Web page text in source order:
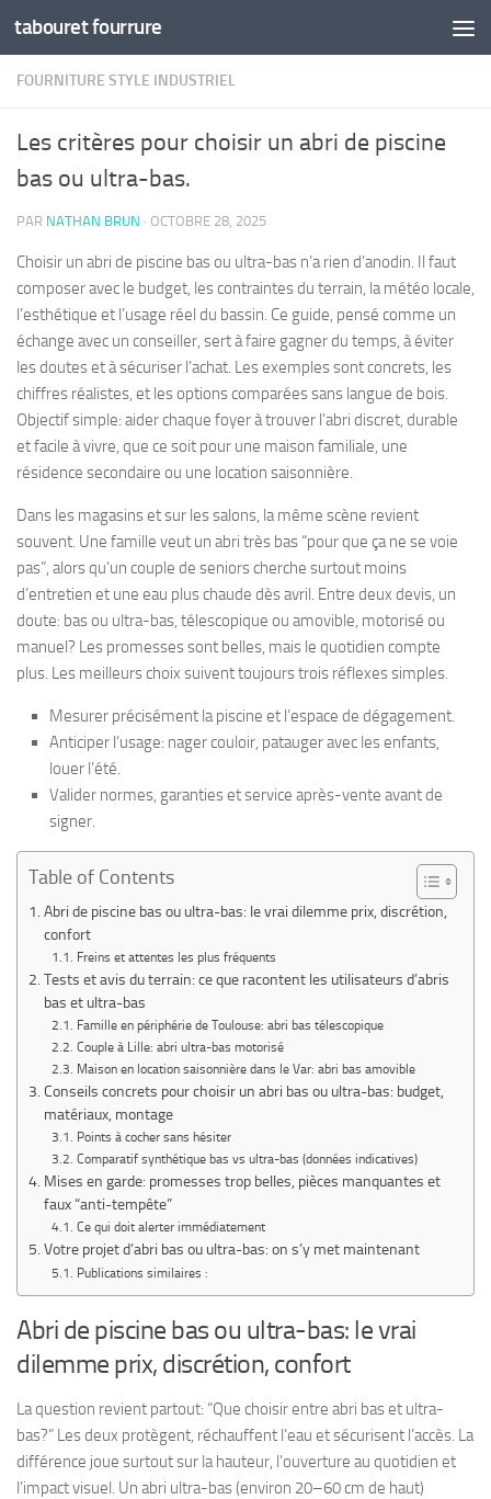
Skip to content
tabouret fourrure
FOURNITURE STYLE INDUSTRIEL
Les critères pour choisir un abri de piscine
bas ou ultra-bas.
PAR NATHAN BRUN · OCTOBRE 28, 2025
Choisir un abri de piscine bas ou ultra-bas n’a rien d’anodin. Il faut
composer avec le budget, les contraintes du terrain, la météo locale,
l’esthétique et l’usage réel du bassin. Ce guide, pensé comme un
échange avec un conseiller, sert à faire gagner du temps, à éviter
les doutes et à sécuriser l’achat. Les exemples sont concrets, les
chiffres réalistes, et les options comparées sans langue de bois.
Objectif simple: aider chaque foyer à trouver l’abri discret, durable
et facile à vivre, que ce soit pour une maison familiale, une
résidence secondaire ou une location saisonnière.
Dans les magasins et sur les salons, la même scène revient
souvent. Une famille veut un abri très bas “pour que ça ne se voie
pas”, alors qu’un couple de seniors cherche surtout moins
d’entretien et une eau plus chaude dès avril. Entre deux devis, un
doute: bas ou ultra-bas, télescopique ou amovible, motorisé ou
manuel? Les promesses sont belles, mais le quotidien compte
plus. Les meilleurs choix suivent toujours trois réflexes simples.
Mesurer précisément la piscine et l’espace de dégagement.
Anticiper l’usage: nager couloir, patauger avec les enfants,
louer l’été.
Valider normes, garanties et service après-vente avant de
signer.
Table of Contents
Abri de piscine bas ou ultra-bas: le vrai dilemme prix, discrétion,
confort
Freins et attentes les plus fréquents
Tests et avis du terrain: ce que racontent les utilisateurs d’abris
bas et ultra-bas
Famille en périphérie de Toulouse: abri bas télescopique
Couple à Lille: abri ultra-bas motorisé
Maison en location saisonnière dans le Var: abri bas amovible
Conseils concrets pour choisir un abri bas ou ultra-bas: budget,
matériaux, montage
Points à cocher sans hésiter
Comparatif synthétique bas vs ultra-bas (données indicatives)
Mises en garde: promesses trop belles, pièces manquantes et
faux “anti-tempête”
Ce qui doit alerter immédiatement
Votre projet d’abri bas ou ultra-bas: on s’y met maintenant
Publications similaires :
Abri de piscine bas ou ultra-bas: le vrai
dilemme prix, discrétion, confort
La question revient partout: “Que choisir entre abri bas et ultra-
bas?” Les deux protègent, réchauffent l’eau et sécurisent l’accès. La
différence joue surtout sur la hauteur, l’ouverture au quotidien et
l’impact visuel. Un abri ultra-bas (environ 20–60 cm de haut)